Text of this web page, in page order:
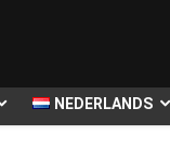
NEDERLANDS